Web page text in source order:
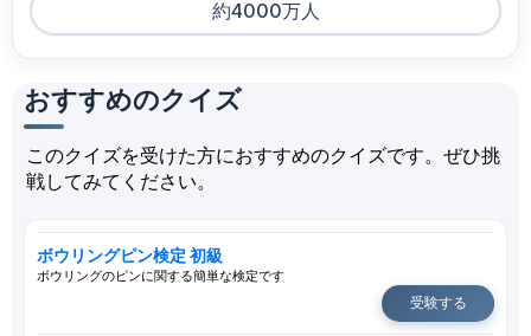
約4000万人
おすすめのクイズ
このクイズを受けた方におすすめのクイズです。ぜひ挑
戦してみてください。
ボウリングピン検定 初級
ボウリングのピンに関する簡単な検定です
受験する